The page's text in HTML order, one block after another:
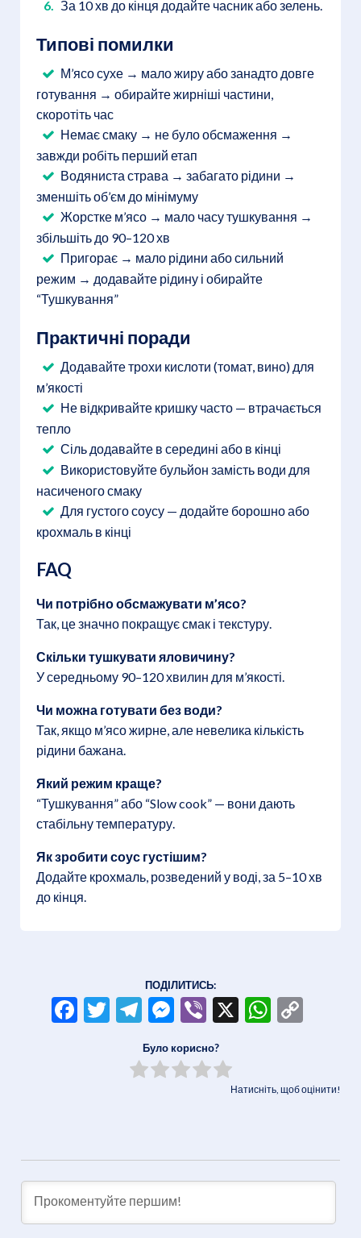
За 10 хв до кінця додайте часник або зелень.
Типові помилки
М’ясо сухе → мало жиру або занадто довге
готування → обирайте жирніші частини,
скоротіть час
Немає смаку → не було обсмаження →
завжди робіть перший етап
Водяниста страва → забагато рідини →
зменшіть об’єм до мінімуму
Жорстке м’ясо → мало часу тушкування →
збільшіть до 90–120 хв
Пригорає → мало рідини або сильний
режим → додавайте рідину і обирайте
“Тушкування”
Практичні поради
Додавайте трохи кислоти (томат, вино) для
м’якості
Не відкривайте кришку часто — втрачається
тепло
Сіль додавайте в середині або в кінці
Використовуйте бульйон замість води для
насиченого смаку
Для густого соусу — додайте борошно або
крохмаль в кінці
FAQ
Чи потрібно обсмажувати м’ясо?
Так, це значно покращує смак і текстуру.
Скільки тушкувати яловичину?
У середньому 90–120 хвилин для м’якості.
Чи можна готувати без води?
Так, якщо м’ясо жирне, але невелика кількість
рідини бажана.
Який режим краще?
“Тушкування” або “Slow cook” — вони дають
стабільну температуру.
Як зробити соус густішим?
Додайте крохмаль, розведений у воді, за 5–10 хв
до кінця.
ПОДІЛИТИСЬ:
Facebook
Twitter
Telegram
Messenger
Viber
X
Було корисно?
Натисніть, щоб оцінити!